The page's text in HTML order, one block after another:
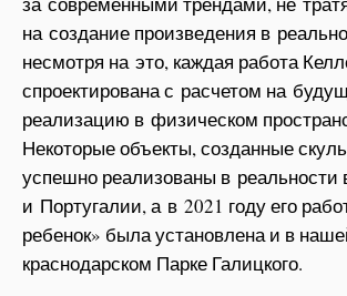
на создание произведения в
несмотря на это, каждая работа
спроектирована с расчетом на
реализацию в физическом
Некоторые объекты, созданные
успешно реализованы в реальности
и Португалии, а в 2021 году его
ребенок» была установлена и в
краснодарском Парке Галицкого.